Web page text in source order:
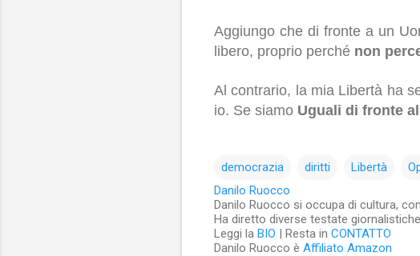
Aggiungo che di fronte a un
libero, proprio perché non
Al contrario, la mia Libertà ha
io. Se siamo Uguali di fronte
democrazia diritti Libertà
Danilo Ruocco
Danilo Ruocco si occupa di cultura,
Ha diretto diverse testate
Leggi la BIO | Resta in CONTATTO
Danilo Ruocco è Affiliato Amazon